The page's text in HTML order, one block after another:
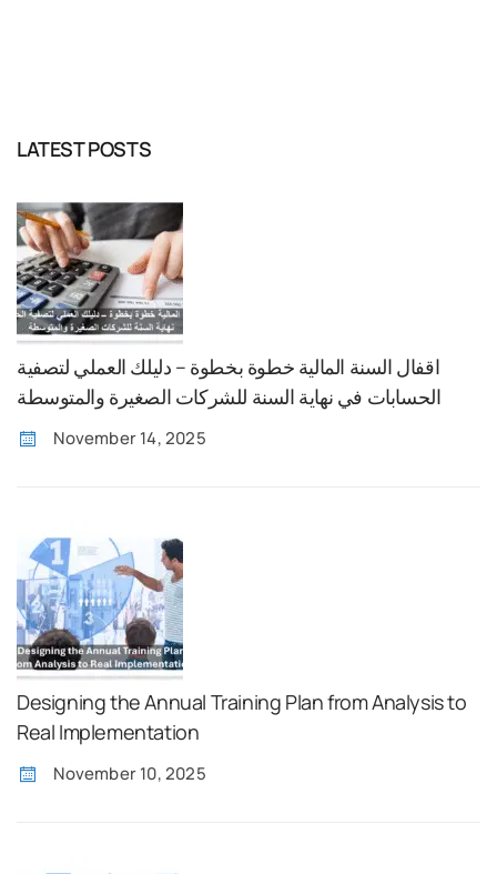
LATEST POSTS
اقفال السنة المالية خطوة بخطوة – دليلك العملي لتصفية
الحسابات في نهاية السنة للشركات الصغيرة والمتوسطة
November 14, 2025
Designing the Annual Training Plan from Analysis to
Real Implementation
November 10, 2025